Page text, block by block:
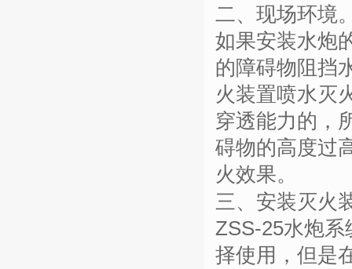
二、 现场环境
如果安装水炮
的障碍物阻挡
火装置喷水灭
穿透能力的，
碍物的高度过
火效果。
三、安装灭火
ZSS-25水炮系
择使用，但是